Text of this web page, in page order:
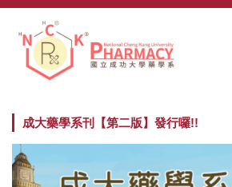
跳
區
成大藥學系刊【第二版】發行囉!!